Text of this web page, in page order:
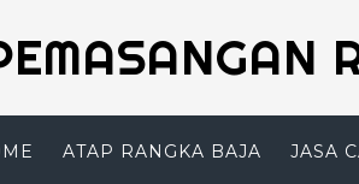
ATAP RANGKA BAJA JASA